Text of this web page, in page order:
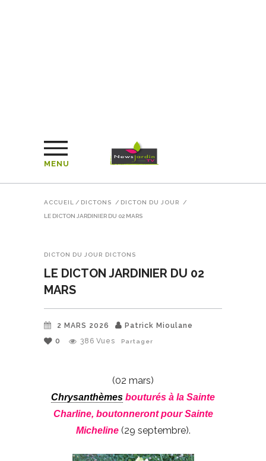
MENU
ACCUEIL / DICTONS / DICTON DU JOUR /
LE DICTON JARDINIER DU 02 MARS
DICTON DU JOUR DICTONS
LE DICTON JARDINIER DU 02
MARS
2 MARS 2026
Patrick Mioulane
0
386 Vues Partager
(02 mars)
Chrysanthèmes bouturés à la Sainte
Charline, boutonneront pour Sainte
Micheline(29 septembre).